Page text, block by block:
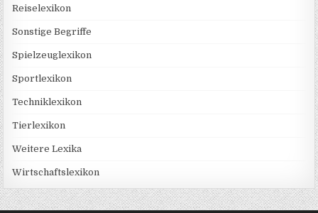
Reiselexikon
Sonstige Begriffe
Spielzeuglexikon
Sportlexikon
Techniklexikon
Tierlexikon
Weitere Lexika
Wirtschaftslexikon